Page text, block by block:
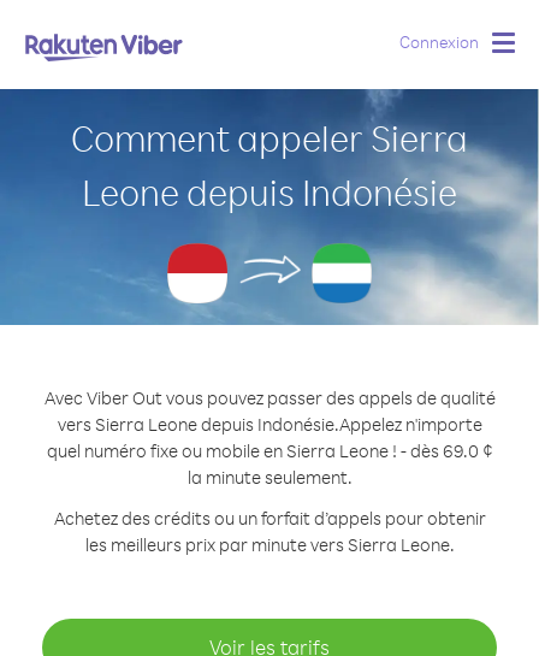
Connexion
Comment appeler Sierra
Leone depuis Indonésie
Avec Viber Out vous pouvez passer des appels de qualité
vers Sierra Leone depuis Indonésie.Appelez n'importe
quel numéro fixe ou mobile en Sierra Leone ! - dès 69.0 ¢
la minute seulement.
Achetez des crédits ou un forfait d’appels pour obtenir
les meilleurs prix par minute vers Sierra Leone.
Voir les tarifs